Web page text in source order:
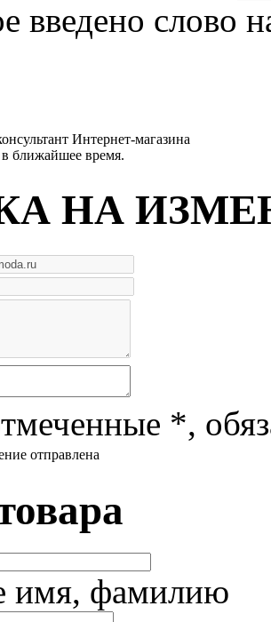
введено слово
Интернет-магазина
ближайшее время.
НА
*,
отправлена
имя, фамилию